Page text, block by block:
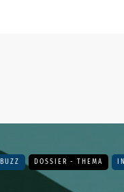
BUZZ DOSSIER - THEMA